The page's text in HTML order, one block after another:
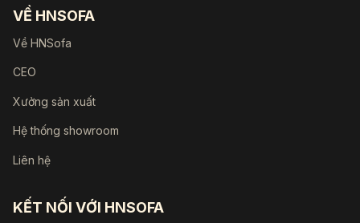
VỀ HNSOFA
Về HNSofa
CEO
Xưởng sản xuất
Hệ thống showroom
Liên hệ
KẾT NỐI VỚI HNSOFA